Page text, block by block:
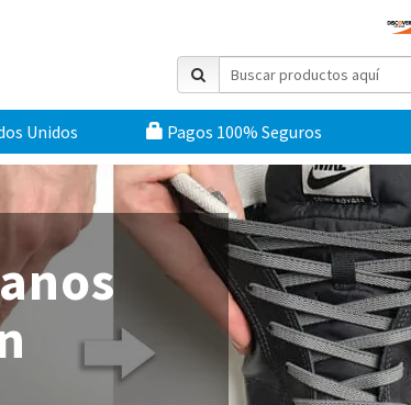
Unidos Pagos 100% Seguros